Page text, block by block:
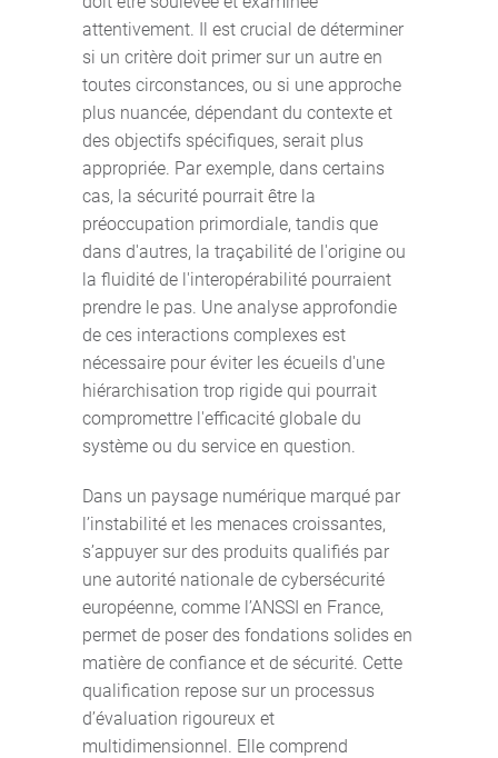
attentivement. Il est crucial de déterminer
si un critère doit primer sur un autre en
toutes circonstances, ou si une approche
plus nuancée, dépendant du contexte et
des objectifs spécifiques, serait plus
appropriée. Par exemple, dans certains
cas, la sécurité pourrait être la
préoccupation primordiale, tandis que
dans d'autres, la traçabilité de l'origine ou
la fluidité de l'interopérabilité pourraient
prendre le pas. Une analyse approfondie
de ces interactions complexes est
nécessaire pour éviter les écueils d'une
hiérarchisation trop rigide qui pourrait
compromettre l'efficacité globale du
système ou du service en question.
Dans un paysage numérique marqué par
l’instabilité et les menaces croissantes,
s’appuyer sur des produits qualifiés par
une autorité nationale de cybersécurité
européenne, comme l’ANSSI en France,
permet de poser des fondations solides en
matière de confiance et de sécurité. Cette
qualification repose sur un processus
d’évaluation rigoureux et
multidimensionnel. Elle comprend